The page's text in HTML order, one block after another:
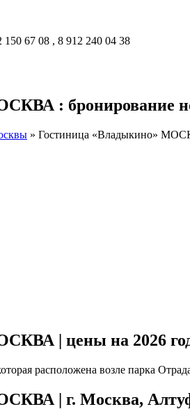
67 08 , 8 912 240 04 38
: бронирование
» Гостиница «Владыкино»
| цены на 2026
расположена возле парка
| г. Москва,